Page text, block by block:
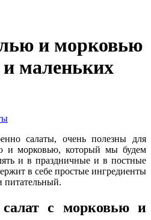
и морковью
маленьких
салаты, очень полезны для
и морковью, который мы будем
и в праздничные и в постные
в себе простые ингредиенты
питательный.
с морковью и